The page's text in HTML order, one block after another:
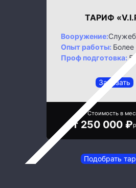
ТАРИФ
Вооружение:
Опыт работы: Более
Проф подготовка:
Заказать
Стоимость в
от 250 000 ₽
Подобрать